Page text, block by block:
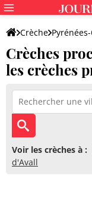
Crèche
Crèches
les crèches
Voir les crèches à :
d'Avall